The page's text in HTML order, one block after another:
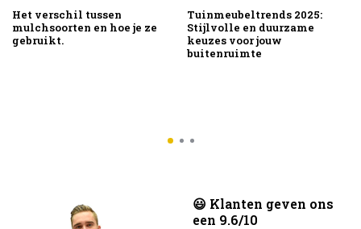
Het verschil tussen
mulchsoorten en hoe je ze
gebruikt.
Tuinmeubeltrends 2025:
Stijlvolle en duurzame
keuzes voor jouw
buitenruimte
😃 Klanten geven ons
een 9.6/10